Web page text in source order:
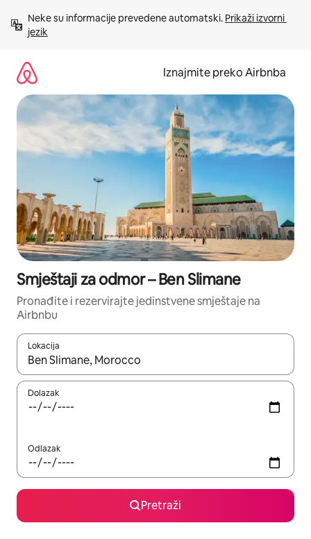
sadržaj
Neke su informacije prevedene automatski. Prikaži izvorni
jezik
Iznajmite preko Airbnba
Smještaji za odmor – Ben Slimane
Pronađite i rezervirajte jedinstvene smještaje na
Airbnbu
Lokacija
Kada budu dostupni rezultati, moći ćete ih pregledati
Dolazak
Odlazak
Pretraži